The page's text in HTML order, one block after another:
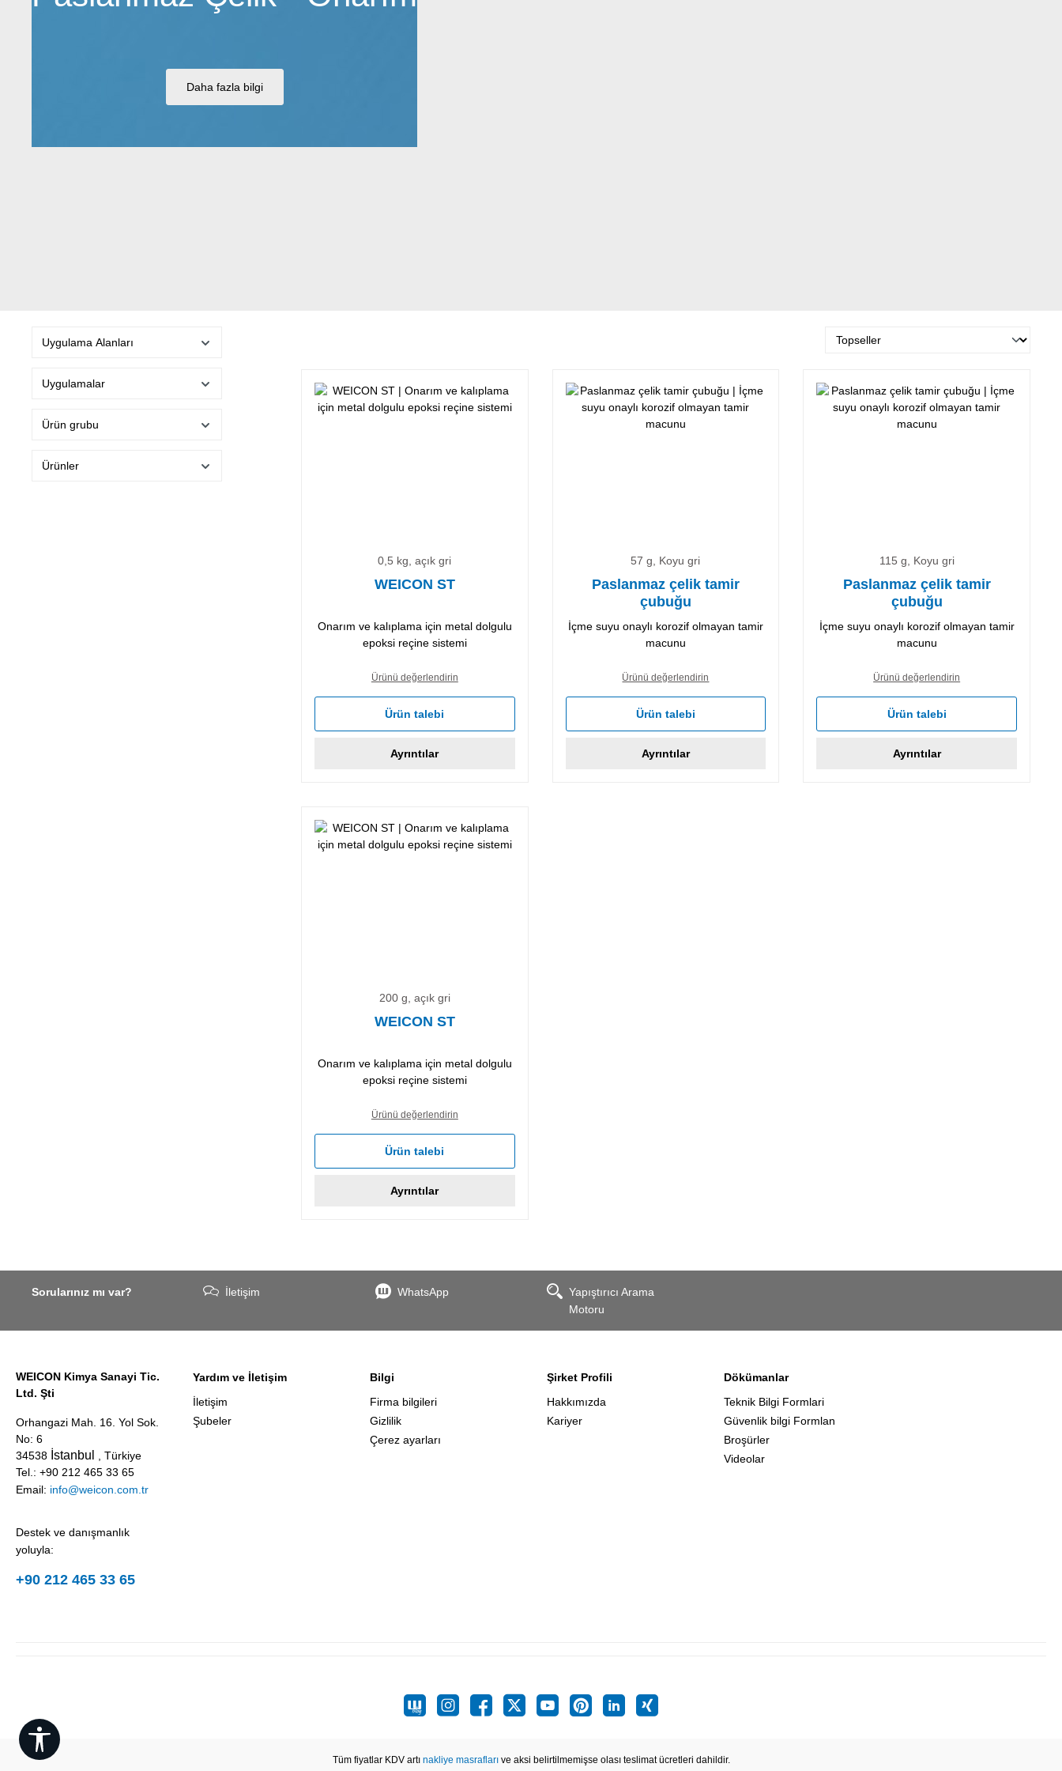
Daha fazla bilgi
Uygulama Alanları
Uygulamalar
Ürün grubu
Ürünler
0,5 kg, açık gri
WEICON ST
Onarım ve kalıplama için metal dolgulu
epoksi reçine sistemi
Ürünü değerlendirin
Ürün talebi
Ayrıntılar
57 g, Koyu gri
Paslanmaz çelik tamir
çubuğu
İçme suyu onaylı korozif olmayan tamir
macunu
Ürünü değerlendirin
Ürün talebi
Ayrıntılar
115 g, Koyu gri
Paslanmaz çelik tamir
çubuğu
İçme suyu onaylı korozif olmayan tamir
macunu
Ürünü değerlendirin
Ürün talebi
Ayrıntılar
200 g, açık gri
WEICON ST
Onarım ve kalıplama için metal dolgulu
epoksi reçine sistemi
Ürünü değerlendirin
Ürün talebi
Ayrıntılar
Sorularınız mı var? İletişim WhatsApp
Yapıştırıcı Arama
Motoru
WEICON Kimya Sanayi Tic.
Ltd. Şti
Orhangazi Mah. 16. Yol Sok.
No: 6
34538 İstanbul
, Türkiye
Tel.: +90 212 465 33 65
Email: info@weicon.com.tr
Destek ve danışmanlık
yoluyla:
+90 212 465 33 65
Yardım ve İletişim
İletişim
Şubeler
Bilgi
Firma bilgileri
Gizlilik
Çerez ayarları
Şirket Profili
Hakkımızda
Kariyer
Dökümanlar
Teknik Bilgi Formlari
Güvenlik bilgi Formlan
Broşürler
Videolar
Tüm fiyatlar KDV artı nakliye masraflarıve aksi belirtilmemişse olası teslimat ücretleri dahildir.
Show toolbar